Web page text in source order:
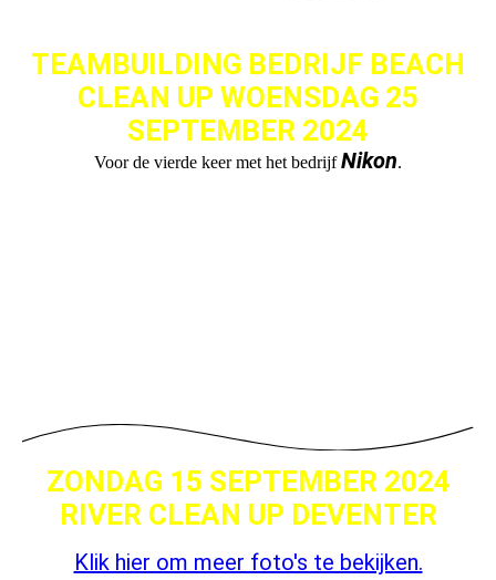
TEAMBUILDING BEDRIJF BEACH
CLEAN UP WOENSDAG 25
SEPTEMBER 2024
Voor de vierde keer met het bedrijfNikon.
ZONDAG 15 SEPTEMBER 2024
RIVER CLEAN UP DEVENTER
Klik hier om meer foto's te bekijken.